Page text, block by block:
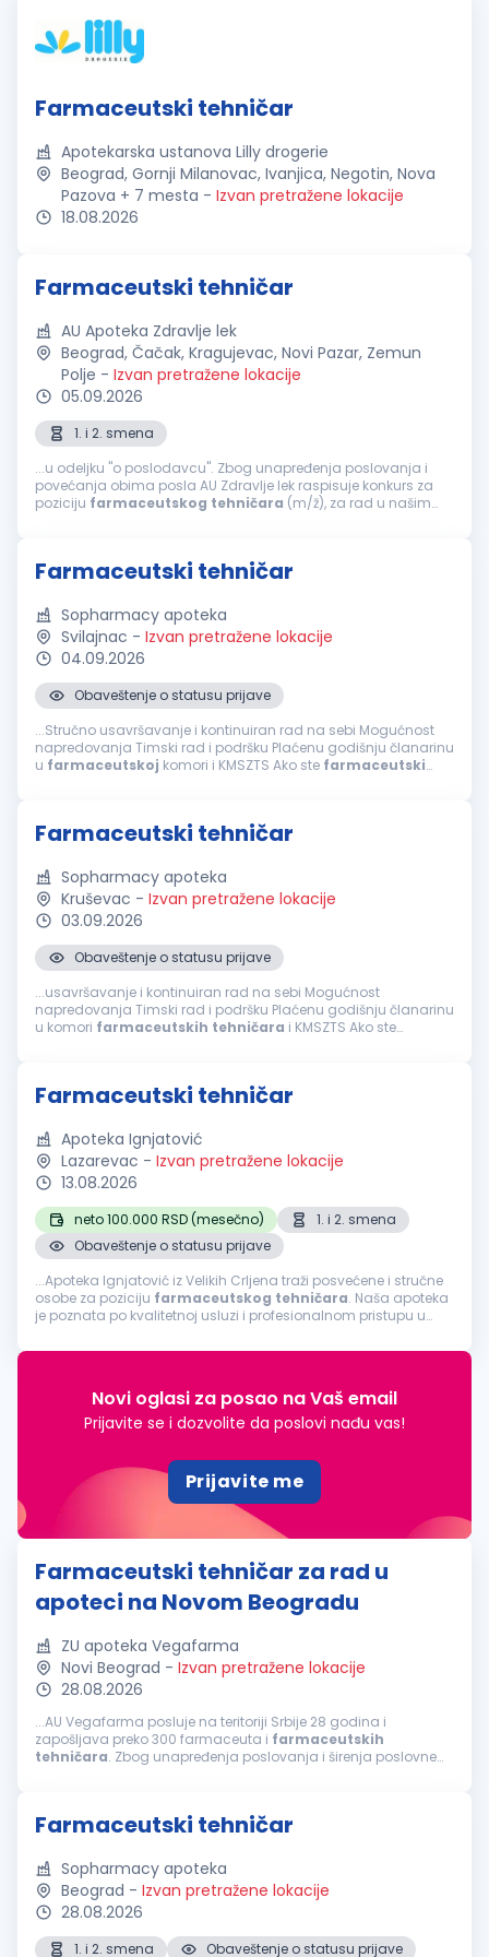
Farmaceutski tehničar
Apotekarska ustanova Lilly drogerie
Beograd, Gornji Milanovac, Ivanjica, Negotin, Nova
Pazova + 7 mesta - Izvan pretražene lokacije
18.08.2026
Farmaceutski tehničar
AU Apoteka Zdravlje lek
Beograd, Čačak, Kragujevac, Novi Pazar, Zemun
Polje - Izvan pretražene lokacije
05.09.2026
1. i 2. smena
...u odeljku "o poslodavcu". Zbog unapređenja poslovanja i
povećanja obima posla AU Zdravlje lek raspisuje konkurs za
poziciju farmaceutskog tehničara (m/ž), za rad u našim
Farmaceutski tehničar
Sopharmacy apoteka
Svilajnac - Izvan pretražene lokacije
04.09.2026
Obaveštenje o statusu prijave
...Stručno usavršavanje i kontinuiran rad na sebi Mogućnost
napredovanja Timski rad i podršku Plaćenu godišnju članarinu
u farmaceutskoj komori i KMSZTS Ako ste farmaceutski
Farmaceutski tehničar
Sopharmacy apoteka
Kruševac - Izvan pretražene lokacije
03.09.2026
Obaveštenje o statusu prijave
...usavršavanje i kontinuiran rad na sebi Mogućnost
napredovanja Timski rad i podršku Plaćenu godišnju članarinu
u komori farmaceutskih tehničara
i KMSZTS Ako ste
Farmaceutski tehničar
Apoteka Ignjatović
Lazarevac - Izvan pretražene lokacije
13.08.2026
neto 100.000 RSD (mesečno)
1. i 2. smena
Obaveštenje o statusu prijave
...Apoteka Ignjatović iz Velikih Crljena traži posvećene i stručne
osobe za poziciju farmaceutskog tehničara. Naša apoteka
je poznata po kvalitetnoj usluzi i profesionalnom pristupu u
dinamičnom...
Novi oglasi za posao na Vaš email
Prijavite se i dozvolite da poslovi nađu vas!
Prijavite me
Farmaceutski tehničar za rad u
apoteci na Novom Beogradu
ZU apoteka Vegafarma
Novi Beograd - Izvan pretražene lokacije
28.08.2026
...AU Vegafarma posluje na teritoriji Srbije 28 godina i
zapošljava preko 300 farmaceuta i farmaceutskih
tehničara. Zbog unapređenja poslovanja i širenja poslovne
Farmaceutski tehničar
Sopharmacy apoteka
Beograd - Izvan pretražene lokacije
28.08.2026
1. i 2. smena Obaveštenje o statusu prijave